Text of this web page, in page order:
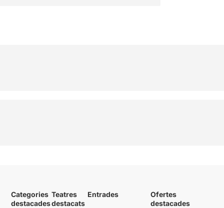
Categories
destacades
Teatres
destacats
Entrades
Ofertes
destacades